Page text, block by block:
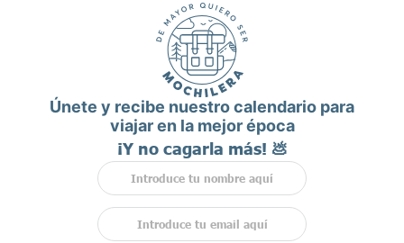
Únete y recibe nuestro calendario para
viajar en la mejor época
¡Y no cagarla más! 💩